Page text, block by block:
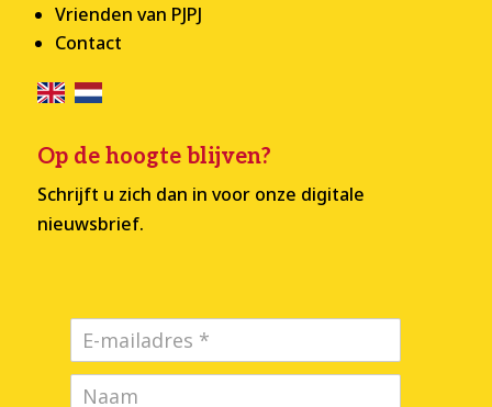
Vrienden van PJPJ
Contact
Op de hoogte blijven?
Schrijft u zich dan in voor onze digitale
nieuwsbrief.